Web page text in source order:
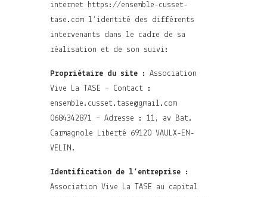
internet https://ensemble-cusset-
tase.com l’identité des différents
intervenants dans le cadre de sa
réalisation et de son suivi:
Propriétaire du site : Association
Vive La TASE – Contact :
ensemble.cusset.tase@gmail.com
0684342871 – Adresse : 11, av Bat.
Carmagnole Liberté 69120 VAULX-EN-
VELIN.
Identification de l’entreprise :
Association Vive La TASE au capital